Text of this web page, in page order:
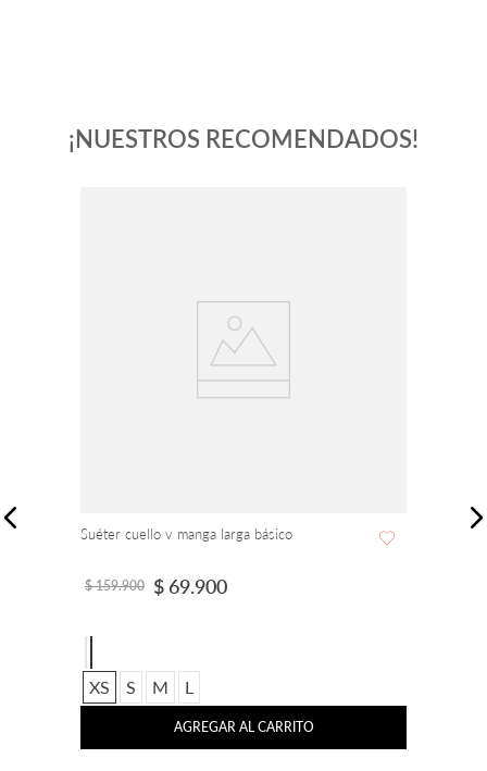
¡NUESTROS RECOMENDADOS!
Suéter cuello v manga larga básico
$ 159.900 $ 69.900
XS S M L
AGREGAR AL CARRITO